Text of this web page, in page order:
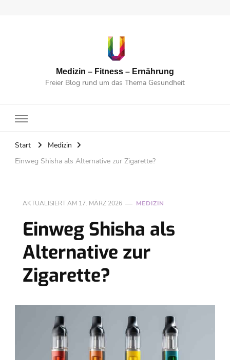
Medizin – Fitness – Ernährung
Freier Blog rund um das Thema Gesundheit
Start
Medizin
Einweg Shisha als Alternative zur Zigarette?
AKTUALISIERT AM 17. MÄRZ 2026 MEDIZIN
Einweg Shisha als
Alternative zur
Zigarette?